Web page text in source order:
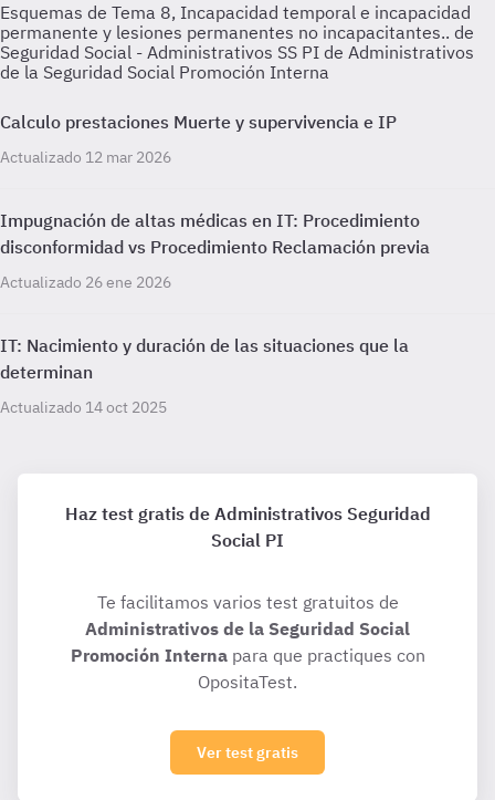
Esquemas de Tema 8, Incapacidad temporal e incapacidad
permanente y lesiones permanentes no incapacitantes.. de
Seguridad Social - Administrativos SS PI de Administrativos
de la Seguridad Social Promoción Interna
Calculo prestaciones Muerte y supervivencia e IP
Actualizado 12 mar 2026
Impugnación de altas médicas en IT: Procedimiento
disconformidad vs Procedimiento Reclamación previa
Actualizado 26 ene 2026
IT: Nacimiento y duración de las situaciones que la
determinan
Actualizado 14 oct 2025
Haz test gratis de Administrativos Seguridad
Social PI
Te facilitamos varios test gratuitos de
Administrativos de la Seguridad Social
Promoción Internapara que practiques con
OpositaTest.
Ver test gratis